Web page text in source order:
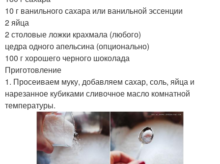
10 г ванильного сахара или ванильной эссенции
2 яйца
2 столовые ложки крахмала (любого)
цедра одного апельсина (опционально)
100 г хорошего черного шоколада
Приготовление
1. Просеиваем муку, добавляем сахар, соль, яйца и
нарезанное кубиками сливочное масло комнатной
температуры.